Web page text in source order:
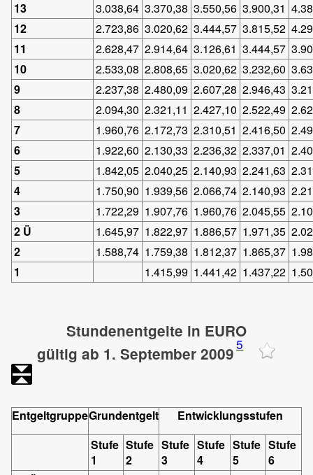
13
3.038,64 3.370,38 3.550,56 3.900,31
12
2.723,86 3.020,62 3.444,57 3.815,52
11
2.628,47 2.914,64 3.126,61 3.444,57
10
2.533,08 2.808,65 3.020,62 3.232,60
9
2.237,38 2.480,09 2.607,28 2.946,43
8
2.094,30 2.321,11 2.427,10 2.522,49
7
1.960,76 2.172,73 2.310,51 2.416,50
6
1.922,60 2.130,33 2.236,32 2.337,01
5
1.842,05 2.040,25 2.140,93 2.241,63
4
1.750,90 1.939,56 2.066,74 2.140,93
3
1.722,29 1.907,76 1.960,76 2.045,55
2 Ü
1.645,97 1.822,97 1.886,57 1.971,35
2
1.588,74 1.759,38 1.812,37 1.865,37
1
1.415,99 1.441,42 1.437,22
Stundenentgelte in EURO
gültig ab 1. September 20095
EntgeltgruppeGrundentgelt
Entwicklungsstufen
Stufe
1
Stufe
2
Stufe
3
Stufe
4
Stufe
5
Stufe
6